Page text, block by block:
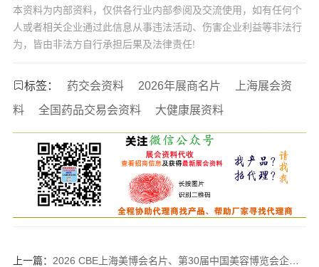
本资料为内部资料，仅供各行业内部参阅及交流使用，如有任何个
人或者相关企业通过此信息从事违法活动、伤害企业利益等非法行
为，皆由非法方自行承担后果及法律责任!
标签： 药交会资料 2026年展商名片
上海展会资
料
全国药品交易会资料 大健康展资料
上一篇： 2026 CBE上海美博会名片、第30届中国美容博览会企业名片【1742张】